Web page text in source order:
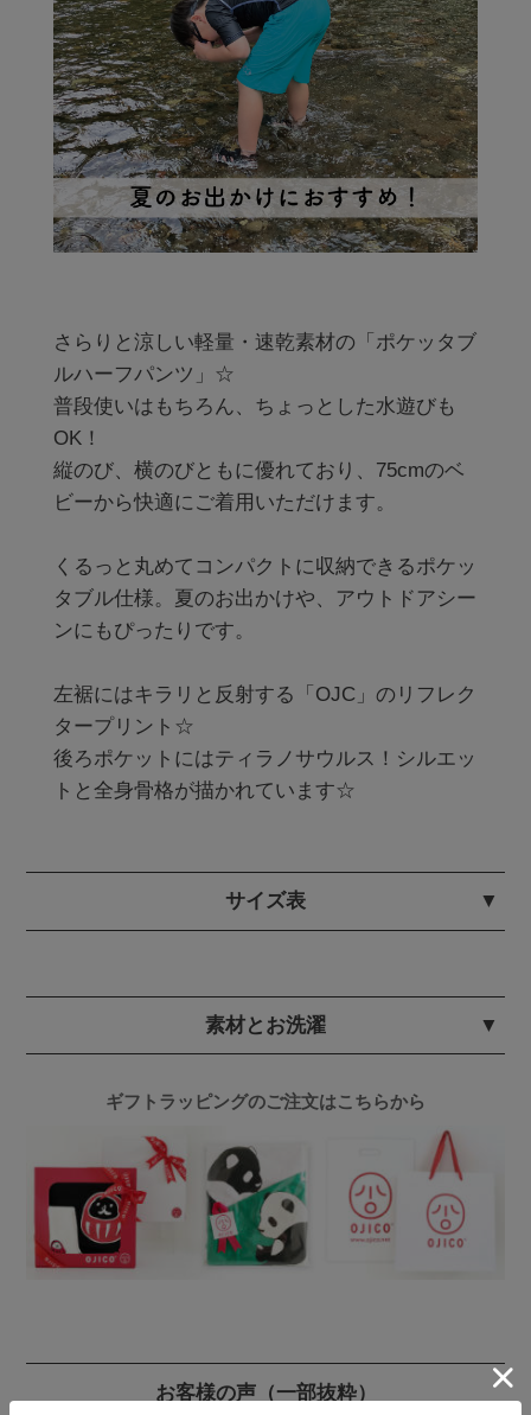
さらりと涼しい軽量・速乾素材の「ポケッタブ
ルハーフパンツ」☆
普段使いはもちろん、ちょっとした水遊びも
OK！
縦のび、横のびともに優れており、75cmのベ
ビーから快適にご着用いただけます。
くるっと丸めてコンパクトに収納できるポケッ
タブル仕様。夏のお出かけや、アウトドアシー
ンにもぴったりです。
左裾にはキラリと反射する「OJC」のリフレク
タープリント☆
後ろポケットにはティラノサウルス！シルエッ
トと全身骨格が描かれています☆
サイズ表
素材とお洗濯
ギフトラッピングのご注文はこちらから
お客様の声（一部抜粋）